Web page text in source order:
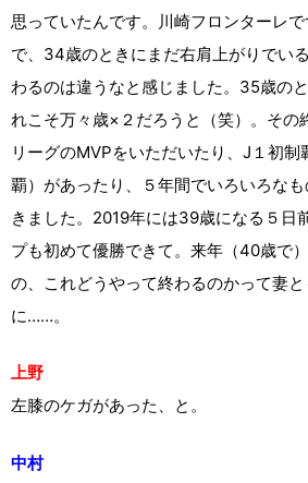
思っていたんです。川崎フロンターレ
で、34歳のときにまだ右肩上がりでい
わるのは違うなと感じました。35歳の
れこそ万々歳×２だろうと（笑）。その
リーグのMVPをいただいたり、J１初制
覇）があったり、５年間でいろいろな
きました。2019年には39歳になる５日
プも初めて優勝できて。来年（40歳で
の、これどうやって終わるのかって妻
に……。
上野
左膝のケガがあった、と。
中村